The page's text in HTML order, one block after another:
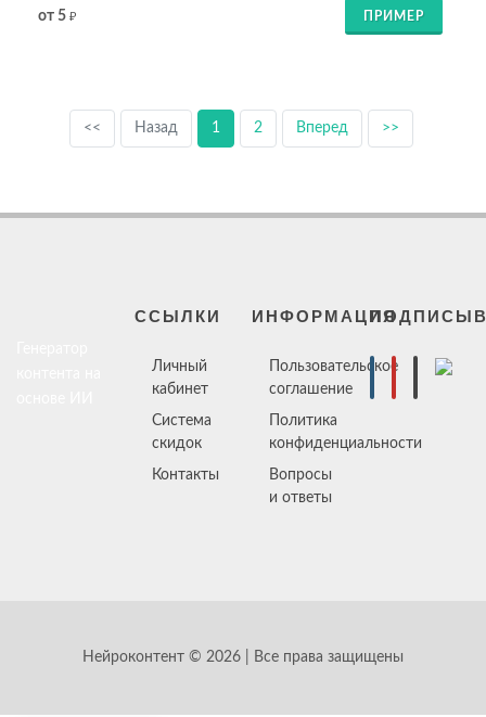
от 5 ₽ ПРИМЕР
<< Назад 1 2 Вперед >>
ССЫЛКИ
Личный
кабинет
Система
скидок
Контакты
ИНФОРМАЦИЯ
Пользовательское
соглашение
Политика
конфиденциальности
Вопросы
и ответы
Нейроконтент © 2026 | Все права защищены